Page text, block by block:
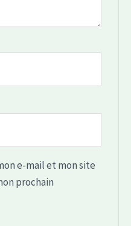
e-mail et mon site
prochain